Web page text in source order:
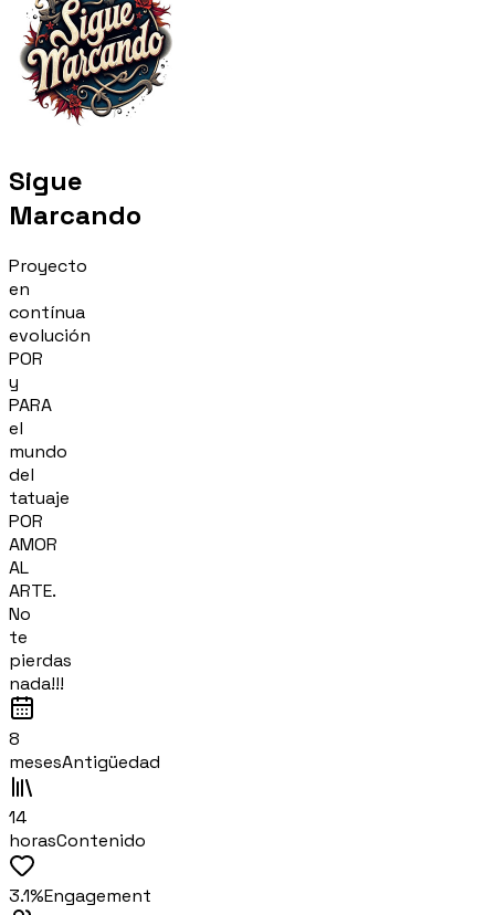
Sigue
Marcando
Proyecto
en
contínua
evolución
POR
y
PARA
el
mundo
del
tatuaje
POR
AMOR
AL
ARTE.
No
te
pierdas
nada!!!
8
mesesAntigüedad
14
horasContenido
3.1%Engagement